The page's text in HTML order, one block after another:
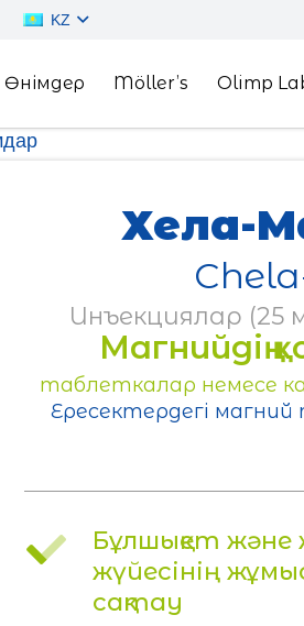
KZ
Өнімдер Möller’s Olimp
Хела-
Инъекциялар (25
Магнийдің
таблеткалар немесе
Ересектердегі
Бұлшықет және
жүйесінің
сақтау